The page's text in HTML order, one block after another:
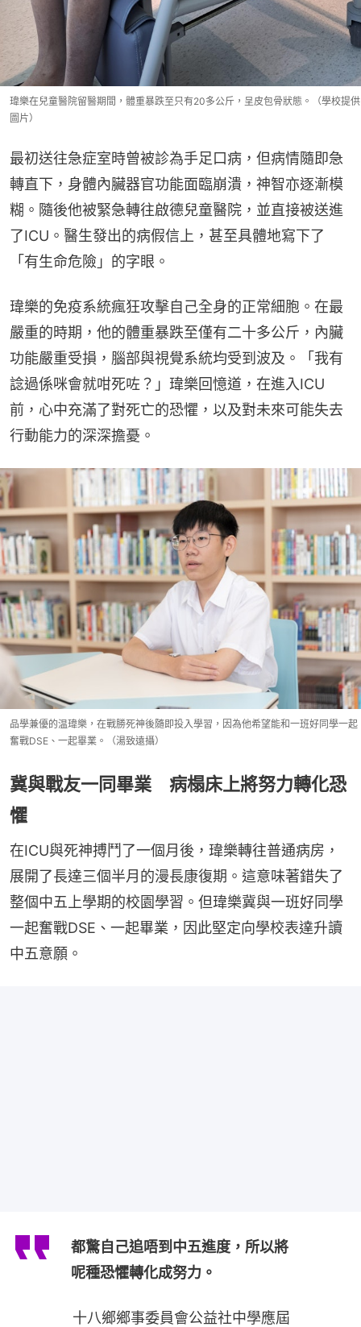
瑋樂在兒童醫院留醫期間，體重暴跌至只有20多公斤，呈皮包骨狀態。（學校提供
圖片）
最初送往急症室時曾被診為手足口病，但病情隨即急
轉直下，身體內臟器官功能面臨崩潰，神智亦逐漸模
糊。隨後他被緊急轉往啟德兒童醫院，並直接被送進
了ICU。醫生發出的病假信上，甚至具體地寫下了
「有生命危險」的字眼。
瑋樂的免疫系統瘋狂攻擊自己全身的正常細胞。在最
嚴重的時期，他的體重暴跌至僅有二十多公斤，內臟
功能嚴重受損，腦部與視覺系統均受到波及。「我有
諗過係咪會就咁死咗？」瑋樂回憶道，在進入ICU
前，心中充滿了對死亡的恐懼，以及對未來可能失去
行動能力的深深擔憂。
品學兼優的温瑋樂，在戰勝死神後隨即投入學習，因為他希望能和一班好同學一起
奮戰DSE、一起畢業。（湯致遠攝）
冀與戰友一同畢業 病榻床上將努力轉化恐
懼
在ICU與死神搏鬥了一個月後，瑋樂轉往普通病房，
展開了長達三個半月的漫長康復期。這意味著錯失了
整個中五上學期的校園學習。但瑋樂冀與一班好同學
一起奮戰DSE、一起畢業，因此堅定向學校表達升讀
中五意願。
都驚自己追唔到中五進度，所以將
呢種恐懼轉化成努力。
十八鄉鄉事委員會公益社中學應屆